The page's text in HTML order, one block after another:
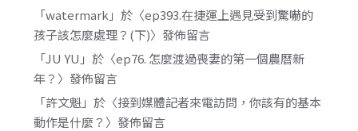
「watermark 」於〈ep393.在捷運上遇見受到驚嚇的
孩子該怎麼處理？(下)〉發佈留言
「JU YU 」於〈ep76. 怎麼渡過喪妻的第一個農曆新
年？ 〉發佈留言
「許文魁」於〈接到媒體記者來電訪問，你該有的基本
動作是什麼？ 〉發佈留言